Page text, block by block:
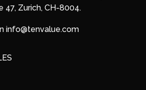
47, Zurich, CH-8004.
info@tenvalue.com